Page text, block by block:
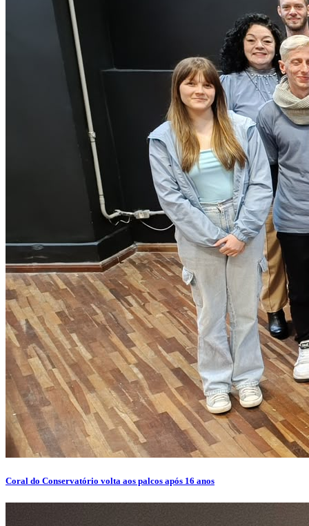
Coral do Conservatório volta aos palcos após 16 anos